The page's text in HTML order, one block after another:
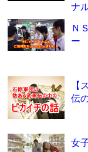
ナ
Ｎ
ー
【
伝
女